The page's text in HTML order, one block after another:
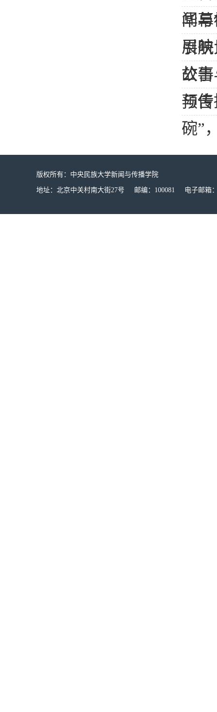
闻
华
展
引
故
公
与
预
碗”
版权所有：中央民族大学新闻与传播学院
地址：北京中关村南大街27号 邮编：100081 电子邮箱：